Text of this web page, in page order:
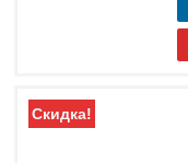
Скидка!